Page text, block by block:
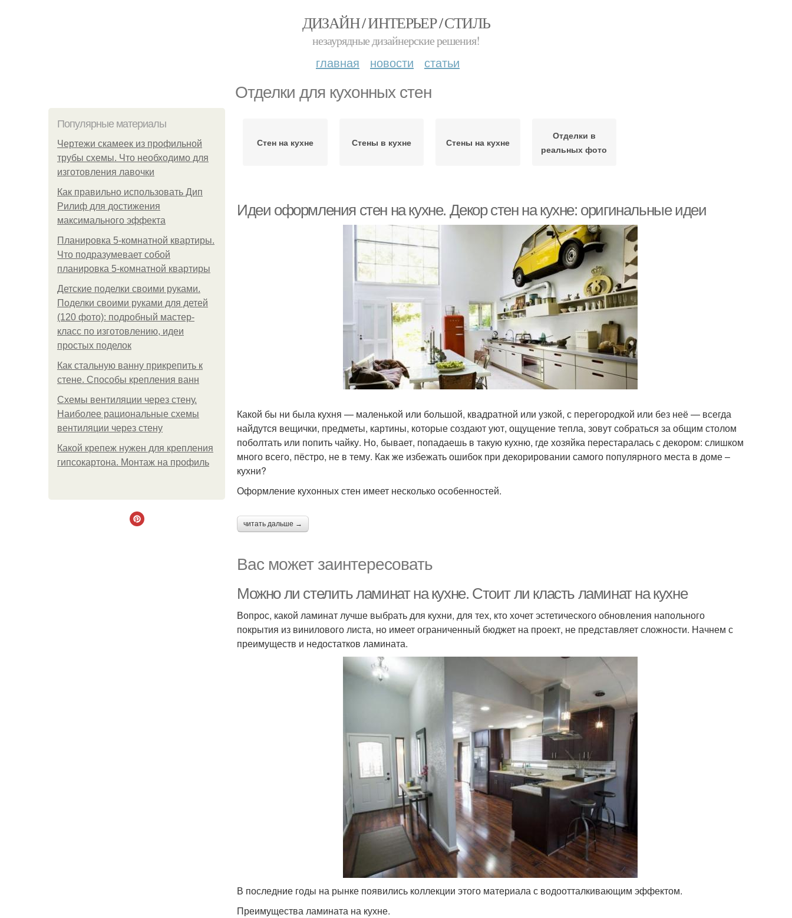
ДИЗАЙН / ИНТЕРЬЕР / СТИЛЬ
незаурядные дизайнерские решения!
главная новости статьи
Отделки для кухонных стен
Популярные материалы
Чертежи скамеек из профильной
трубы схемы. Что необходимо для
изготовления лавочки
Как правильно использовать Дип
Рилиф для достижения
максимального эффекта
Планировка 5-комнатной квартиры.
Что подразумевает собой
планировка 5-комнатной квартиры
Детские поделки своими руками.
Поделки своими руками для детей
(120 фото): подробный мастер-
класс по изготовлению, идеи
простых поделок
Как стальную ванну прикрепить к
стене. Способы крепления ванн
Схемы вентиляции через стену.
Наиболее рациональные схемы
вентиляции через стену
Какой крепеж нужен для крепления
гипсокартона. Монтаж на профиль
Стен на кухне Стены в кухне Стены на кухне
Отделки в
реальных фото
Идеи оформления стен на кухне. Декор стен на кухне: оригинальные идеи
Какой бы ни была кухня — маленькой или большой, квадратной или узкой, с перегородкой или без неё — всегда
найдутся вещички, предметы, картины, которые создают уют, ощущение тепла, зовут собраться за общим столом
поболтать или попить чайку. Но, бывает, попадаешь в такую кухню, где хозяйка перестаралась с декором: слишком
много всего, пёстро, не в тему. Как же избежать ошибок при декорировании самого популярного места в доме –
кухни?
Оформление кухонных стен имеет несколько особенностей.
читать дальше →
Вас может заинтересовать
Можно ли стелить ламинат на кухне. Стоит ли класть ламинат на кухне
Вопрос, какой ламинат лучше выбрать для кухни, для тех, кто хочет эстетического обновления напольного
покрытия из винилового листа, но имеет ограниченный бюджет на проект, не представляет сложности. Начнем с
преимуществ и недостатков ламината.
В последние годы на рынке появились коллекции этого материала с водоотталкивающим эффектом.
Преимущества ламината на кухне.